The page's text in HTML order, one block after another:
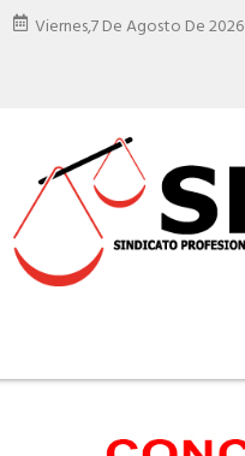
Viernes,7 De Agosto De 2026